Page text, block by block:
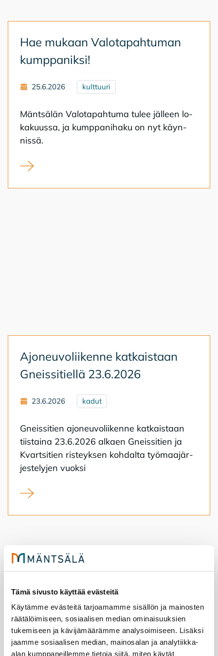
Tämä sivusto käyttää evästeitä
Käytämme evästeitä tarjoamamme sisällön ja mainosten
räätälöimiseen, sosiaalisen median ominaisuuksien
tukemiseen ja kävijämäärämme analysoimiseen. Lisäksi
jaamme sosiaalisen median, mainosalan ja analytiikka-
alan kumppaneillemme tietoja siitä, miten käytät
Hae mu­kaan Va­lo­ta­pah­tu­man
kump­pa­nik­si!
25.6.2026 kulttuuri
Mänt­sä­län Va­lo­ta­pah­tu­ma tu­lee jäl­leen lo­
ka­kuus­sa, ja kump­pa­ni­ha­ku on nyt käyn­
nis­sä.
Hae mukaan Valotapahtuman kumppaniksi!
Ajo­neu­vo­lii­ken­ne kat­kais­taan
Gneis­si­tiel­lä 23.6.2026
23.6.2026 kadut
Gneis­si­tien ajo­neu­vo­lii­ken­ne kat­kais­taan
tiis­tai­na 23.6.2026 al­kaen Gneis­si­tien ja
Kvart­si­tien ris­teyk­sen koh­dal­ta työ­maa­jär­
jes­te­ly­jen vuok­si
Ajoneuvoliikenne katkaistaan Gneissitiellä 23.6.2026